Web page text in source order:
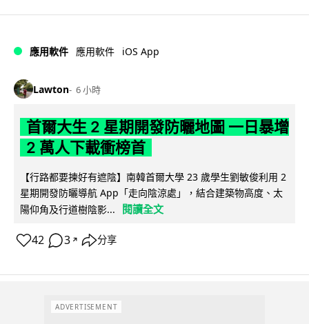
應用軟件 應用軟件 iOS App
Lawton 6 小時
首爾大生 2 星期開發防曬地圖 一日暴增
2 萬人下載衝榜首
【行路都要揀好有遮陰】南韓首爾大學 23 歲學生劉敏俊利用 2
星期開發防曬導航 App「走向陰涼處」，結合建築物高度、太
陽仰角及行道樹陰影...
閱讀全文
42 3 ↗ 分享
ADVERTISEMENT